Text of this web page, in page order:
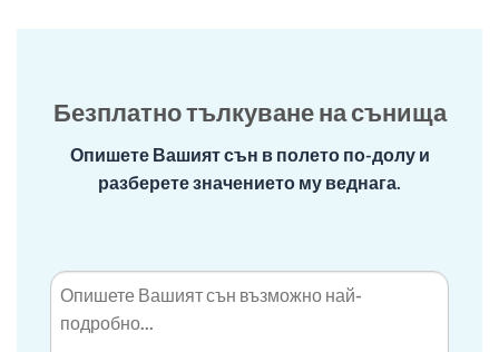
Безплатно тълкуване на сънища
Опишете Вашият сън в полето по-долу и
разберете значението му веднага.